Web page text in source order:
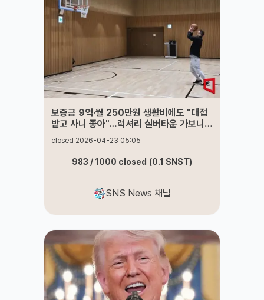
보증금 9억·월 250만원 생활비에도 "대접
받고 사니 좋아"…럭셔리 실버타운 가보니
[문열리는실버주택]
closed 2026-04-23 05:05
983 /1000 closed (0.1 SNST)
SNS News 채널